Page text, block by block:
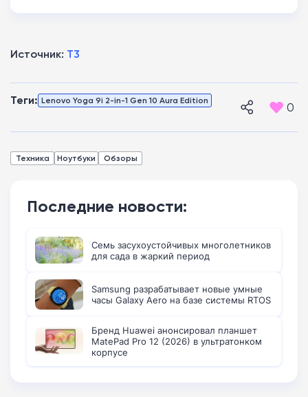
Источник: T3
Теги: Lenovo Yoga 9i 2-in-1 Gen 10 Aura Edition 0
Техника Ноутбуки Обзоры
Последние новости:
Семь засухоустойчивых многолетников
для сада в жаркий период
Samsung разрабатывает новые умные
часы Galaxy Aero на базе системы RTOS
Бренд Huawei анонсировал планшет
MatePad Pro 12 (2026) в ультратонком
корпусе